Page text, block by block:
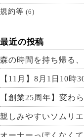
規約等 (6)
最近の投稿
森の時間を持ち帰る
【11月】8月1日10時
【創業25周年】変わ
親しみやすいソムリ
オーナーっぽくなく